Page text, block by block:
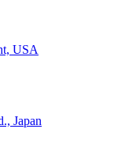
USA
Japan